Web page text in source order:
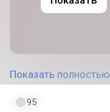
Показать полностью
95